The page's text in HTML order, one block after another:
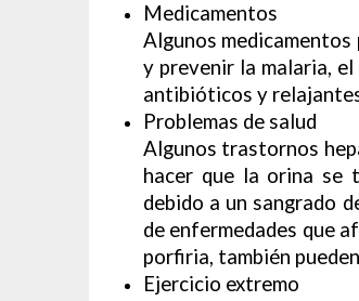
Medicamentos
Algunos
y prevenir la malaria,
antibióticos y
Problemas de salud
Algunos trastornos
hacer que la orina se
debido a un sangrado
de enfermedades que
porfiria, también
Ejercicio extremo